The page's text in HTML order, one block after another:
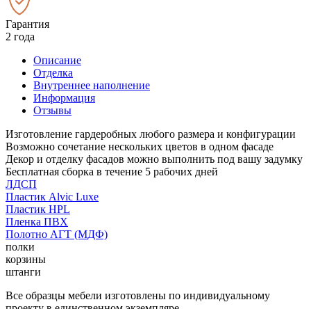
Гарантия
2 года
Описание
Отделка
Внутреннее наполнение
Информация
Отзывы
Изготовление гардеробных любого размера и конфигурации
Возможно сочетание нескольких цветов в одном фасаде
Декор и отделку фасадов можно выполнить под вашу задумку
Бесплатная сборка в течение 5 рабочих дней
ЛДСП
Пластик Alvic Luxe
Пластик HPL
Пленка ПВХ
Полотно АГТ (МДФ)
полки
корзины
штанги
Все образцы мебели изготовлены по индивидуальному